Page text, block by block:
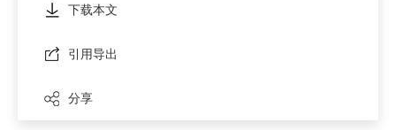
下载本文
引用导出
分享